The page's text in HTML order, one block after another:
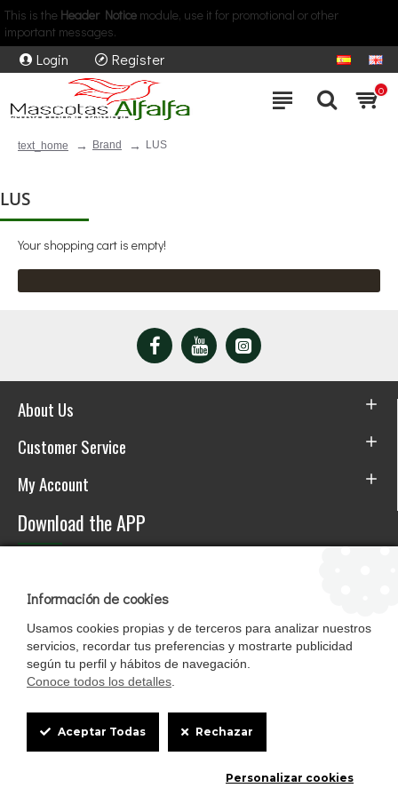
This is the Header Notice module, use it for promotional or other
important messages.
Login Register
0
text_home Brand LUS
LUS
Your shopping cart is empty!
About Us
Customer Service
My Account
Download the APP
Mascotasalfalfa es de StrongCages S.L. CIF B-90150608 | C/ Pintores 6-8,
Pol. Ind. Gandul C.P. 41510 Mairena del Alcor (Sevilla)
Diseño y Tienda web: InterIberica
Cookie
Box
Información de cookies
Usamos cookies propias y de terceros para analizar nuestros
servicios, recordar tus preferencias y mostrarte publicidad
según tu perfil y hábitos de navegación.
Conoce todos los detalles
Aceptar Todas Rechazar
Personalizar cookies